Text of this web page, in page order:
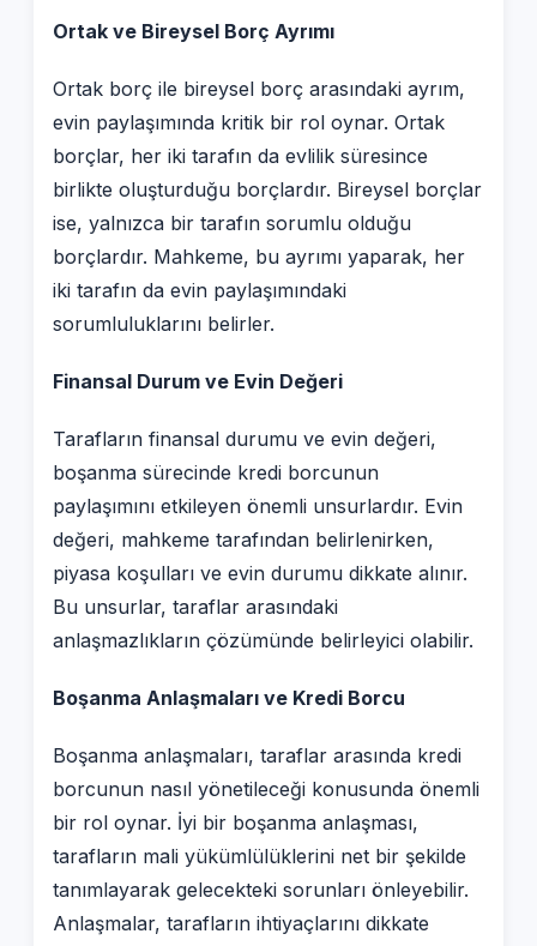
Ortak ve Bireysel Borç Ayrımı
Ortak borç ile bireysel borç arasındaki ayrım,
evin paylaşımında kritik bir rol oynar. Ortak
borçlar, her iki tarafın da evlilik süresince
birlikte oluşturduğu borçlardır. Bireysel borçlar
ise, yalnızca bir tarafın sorumlu olduğu
borçlardır. Mahkeme, bu ayrımı yaparak, her
iki tarafın da evin paylaşımındaki
sorumluluklarını belirler.
Finansal Durum ve Evin Değeri
Tarafların finansal durumu ve evin değeri,
boşanma sürecinde kredi borcunun
paylaşımını etkileyen önemli unsurlardır. Evin
değeri, mahkeme tarafından belirlenirken,
piyasa koşulları ve evin durumu dikkate alınır.
Bu unsurlar, taraflar arasındaki
anlaşmazlıkların çözümünde belirleyici olabilir.
Boşanma Anlaşmaları ve Kredi Borcu
Boşanma anlaşmaları, taraflar arasında kredi
borcunun nasıl yönetileceği konusunda önemli
bir rol oynar. İyi bir boşanma anlaşması,
tarafların mali yükümlülüklerini net bir şekilde
tanımlayarak gelecekteki sorunları önleyebilir.
Anlaşmalar, tarafların ihtiyaçlarını dikkate